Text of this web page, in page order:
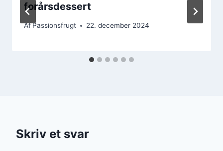
forårsdessert
AfPassionsfrugt 22. december 2024
Skriv et svar